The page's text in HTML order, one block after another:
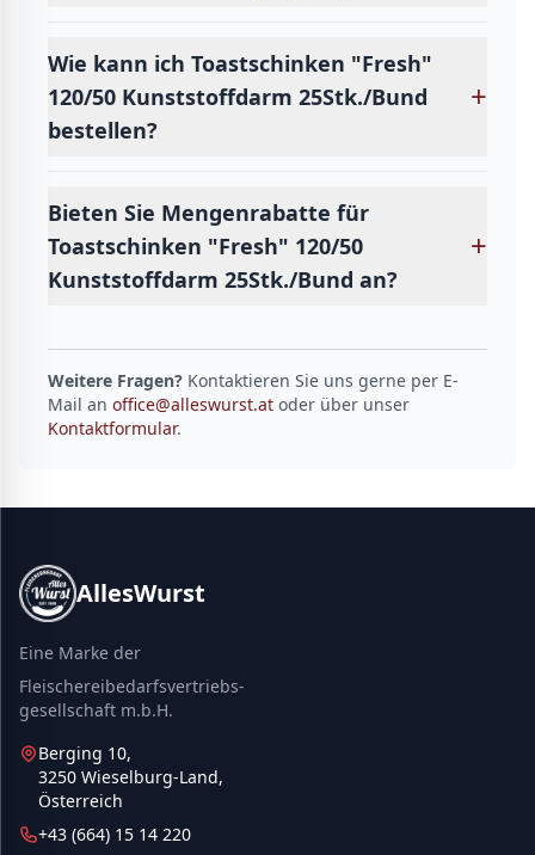
Wie kann ich Toastschinken "Fresh"
120/50 Kunststoffdarm 25Stk./Bund
bestellen?
+
Bieten Sie Mengenrabatte für
Toastschinken "Fresh" 120/50
Kunststoffdarm 25Stk./Bund an?
+
Weitere Fragen? Kontaktieren Sie uns gerne per E-
Mail an office@alleswurst.at oder über unser
Kontaktformular.
AllesWurst
Eine Marke der
Fleischereibedarfsvertriebs-
gesellschaft m.b.H.
Berging 10,
3250 Wieselburg-Land,
Österreich
+43 (664) 15 14 220